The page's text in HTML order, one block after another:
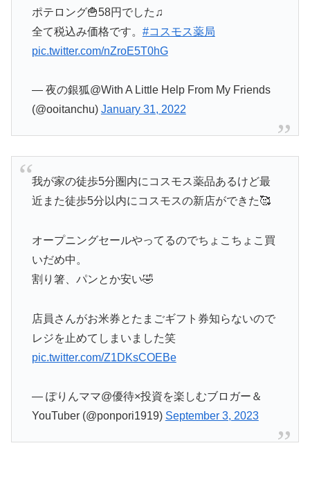
ポテロング🍟58円でした♫
全て税込み価格です。 #コスモス薬局
pic.twitter.com/nZroE5T0hG
— 夜の銀狐@With A Little Help From My Friends
(@ooitanchu) January 31, 2022
我が家の徒歩5分圏内にコスモス薬品あるけど最
近また徒歩5分以内にコスモスの新店ができた🥰
オープニングセールやってるのでちょこちょこ買
いだめ中。
割り箸、パンとか安い🤣
店員さんがお米券とたまごギフト券知らないので
レジを止めてしまいました笑
pic.twitter.com/Z1DKsCOEBe
— ぽりんママ@優待×投資を楽しむブロガー＆
YouTuber (@ponpori1919) September 3, 2023